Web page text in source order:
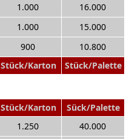
Stück/Karton Stück/Palette
1.000
16.000
1.000
15.000
900 10.800
Stück/Karton Sück/Palette
1.250
40.000